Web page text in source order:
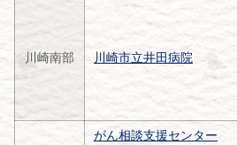
川崎南部 川崎市立井田病院
がん相談支援センター